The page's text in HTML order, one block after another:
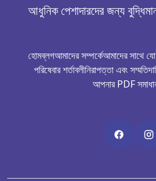
আধুনিক পেশাদারদের জন্য
হোমব্লগআমাদের সম্পর্কেআমাদের সাথে
পরিষেবার শর্তাবলীনিরাপত্তা এবং সম্মতি
আপনার PDF